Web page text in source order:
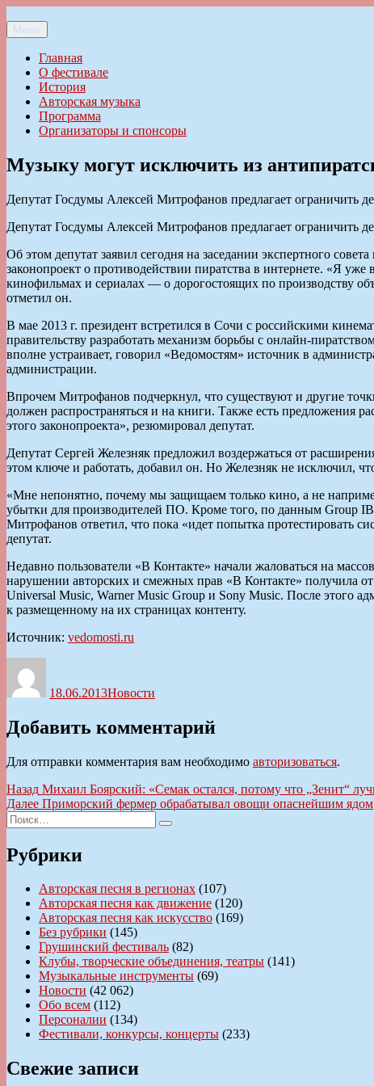
к
содержимому
Ильменский фестиваль авторской песни
Меню
Главная
О фестивале
История
Авторская музыка
Программа
Организаторы и спонсоры
Музыку могут исключить из
Депутат Госдумы Алексей Митрофанов предлагает ограничить
Депутат Госдумы Алексей Митрофанов предлагает ограничить
Об этом депутат заявил сегодня на заседании экспертного
законопроект о противодействии пиратства в интернете. «Я
кинофильмах и сериалах — о дорогостоящих по производству
отметил он.
В мае 2013 г. президент встретился в Сочи с российскими
правительству разработать механизм борьбы с онлайн-
вполне устраивает, говорил «Ведомостям» источник в
администрации.
Впрочем Митрофанов подчеркнул, что существуют и другие
должен распространяться и на книги. Также есть предложения
этого законопроекта», резюмировал депутат.
Депутат Сергей Железняк предложил воздержаться от
этом ключе и работать, добавил он. Но Железняк не исключил,
«Мне непонятно, почему мы защищаем только кино, а не
убытки для производителей ПО. Кроме того, по данным Group
Митрофанов ответил, что пока «идет попытка протестировать
депутат.
Недавно пользователи «В Контакте» начали жаловаться на
нарушении авторских и смежных прав «В Контакте» получила
Universal Music, Warner Music Group и Sony Music. После этого
к размещенному на их страницах контенту.
Источник: vedomosti.ru
18.06.2013Новости
Добавить комментарий
Для отправки комментария вам необходимо авторизоваться.
Навигация
по
записям
Назад Предыдущая
запись:
Михаил Боярский: «Семак остался, потому что „Зенит“
Далее Следующая
Приморский фермер обрабатывал овощи опаснейшим ядом
Искать:
Поиск
Рубрики
Авторская песня в регионах (107)
Авторская песня как движение (120)
Авторская песня как искусство (169)
Без рубрики (145)
Грушинский фестиваль (82)
Клубы, творческие объединения, театры (141)
Музыкальные инструменты (69)
Новости (42 062)
Обо всем (112)
Персоналии (134)
Фестивали, конкурсы, концерты (233)
Свежие записи